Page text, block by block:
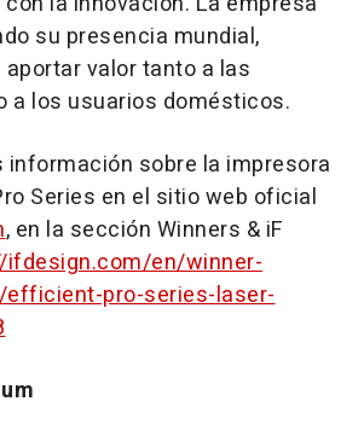
su presencia mundial,
valor tanto a las
a los usuarios domésticos.
información sobre la impresora
Series en el sitio web oficial
, en la sección Winners & iF
en/winner-
pro-series-laser-